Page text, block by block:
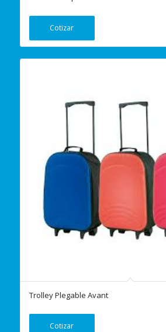
Cotizar
Trolley Plegable Avant
Cotizar